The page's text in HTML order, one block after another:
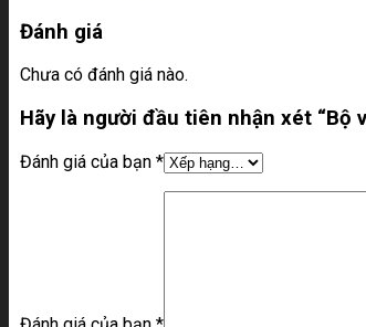
Đánh giá
Chưa có đánh giá nào.
Hãy là người đầu tiên nhận xét “Bộ
Đánh giá của bạn *